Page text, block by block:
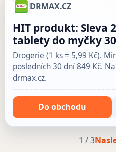
DRMAX.CZ
HIT produkt: Sleva
tablety do myčky
Drogerie (1 ks = 5,99 Kč).
posledních 30 dní 849 Kč.
drmax.cz.
Do obchodu
1 / 3